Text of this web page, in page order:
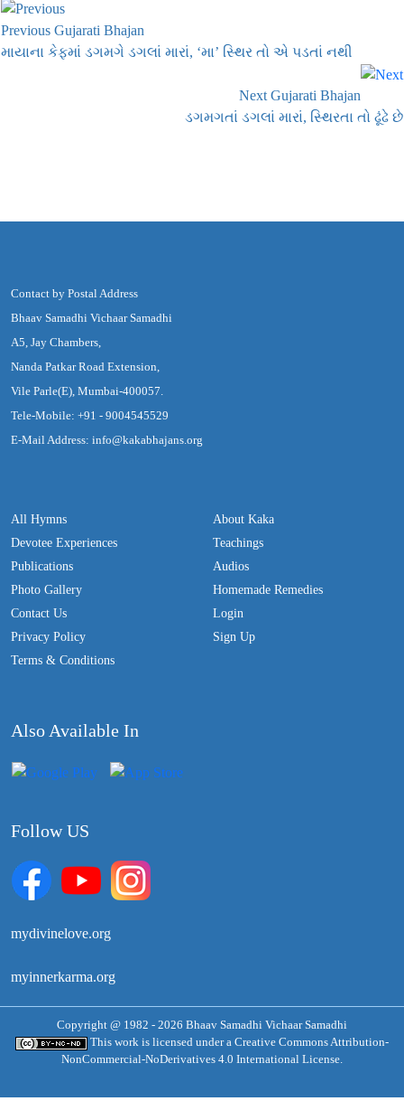
Previous Gujarati Bhajan
માયાના કેફમાં ડગમગે ડગલાં મારાં, ‘મા’ સ્થિર તો એ પડતાં નથી
Next Gujarati Bhajan
ડગમગતાં ડગલાં મારાં, સ્થિરતા તો ઢૂંઢે છે
Contact by Postal Address
Bhaav Samadhi Vichaar Samadhi
A5, Jay Chambers,
Nanda Patkar Road Extension,
Vile Parle(E), Mumbai-400057.
Tele-Mobile: +91 - 9004545529
E-Mail Address: info@kakabhajans.org
All Hymns
Devotee Experiences
Publications
Photo Gallery
Contact Us
Privacy Policy
Terms & Conditions
About Kaka
Teachings
Audios
Homemade Remedies
Login
Sign Up
Also Available In
Follow US
mydivinelove.org
myinnerkarma.org
Copyright @ 1982 - 2026 Bhaav Samadhi Vichaar Samadhi
This work is licensed under a Creative Commons Attribution-
NonCommercial-NoDerivatives 4.0 International License.